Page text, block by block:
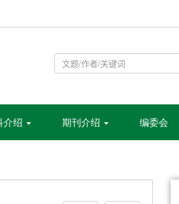
介绍 期刊介绍 编委会